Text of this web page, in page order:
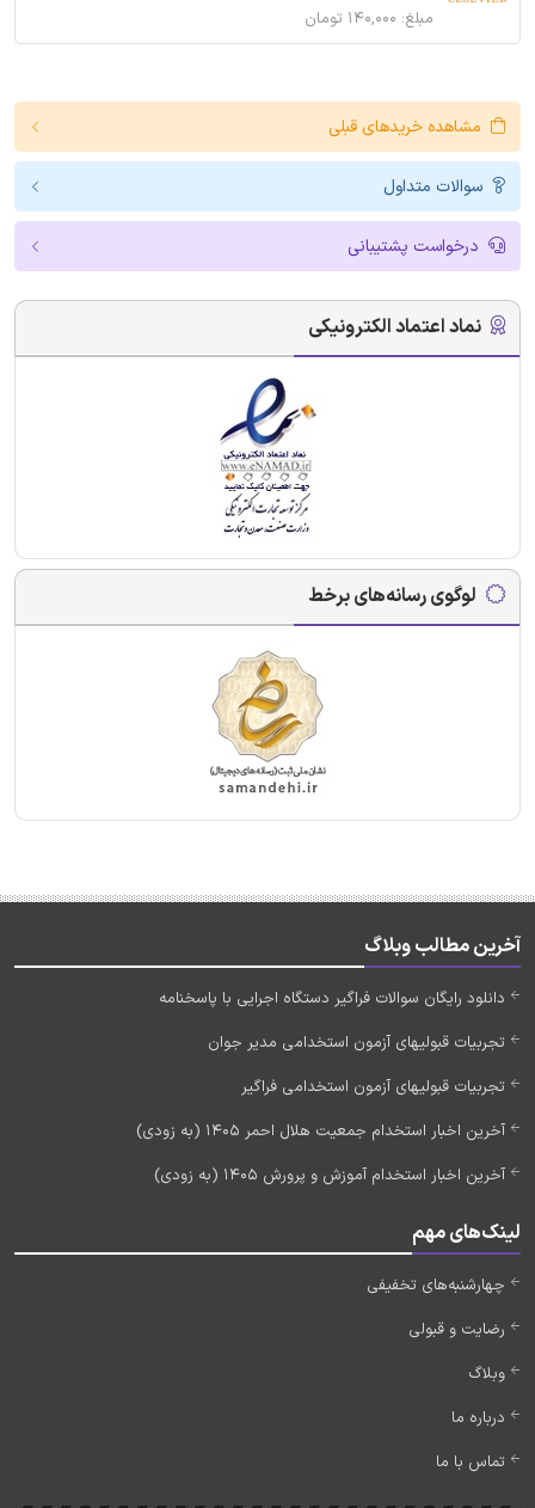
مبلغ: ۱۴۰,۰۰۰ تومان
مشاهده خریدهای قبلی
سوالات متداول
درخواست پشتیبانی
نماد اعتماد الکترونیکی
لوگوی رسانه‌های برخط
آخرین مطالب وبلاگ
دانلود رایگان سوالات فراگیر دستگاه اجرایی با پاسخنامه
تجربیات قبولیهای آزمون استخدامی مدیر جوان
تجربیات قبولیهای آزمون استخدامی فراگیر
آخرین اخبار استخدام جمعیت هلال احمر 1405 (به زودی)
آخرین اخبار استخدام آموزش و پرورش 1405 (به زودی)
لینک‌های مهم
چهارشنبه‌های تخفیفی
رضایت و قبولی
وبلاگ
درباره ما
تماس با ما